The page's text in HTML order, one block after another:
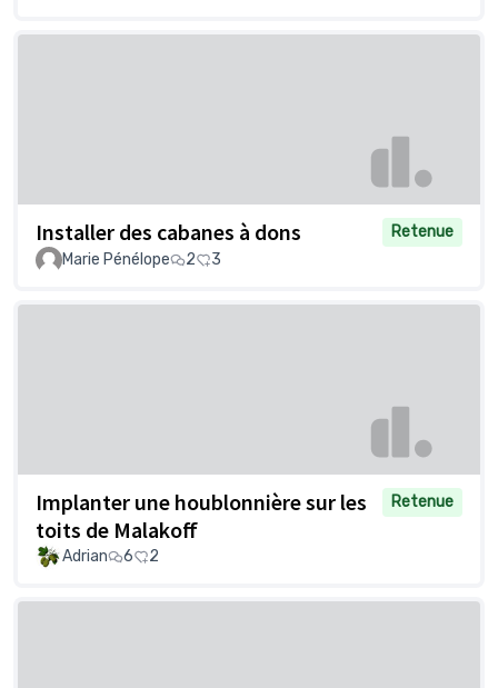
Installer des cabanes à dons
Retenue
Marie Pénélope
2 3
Implanter une houblonnière sur les
toits de Malakoff
Retenue
Adrian 6 2